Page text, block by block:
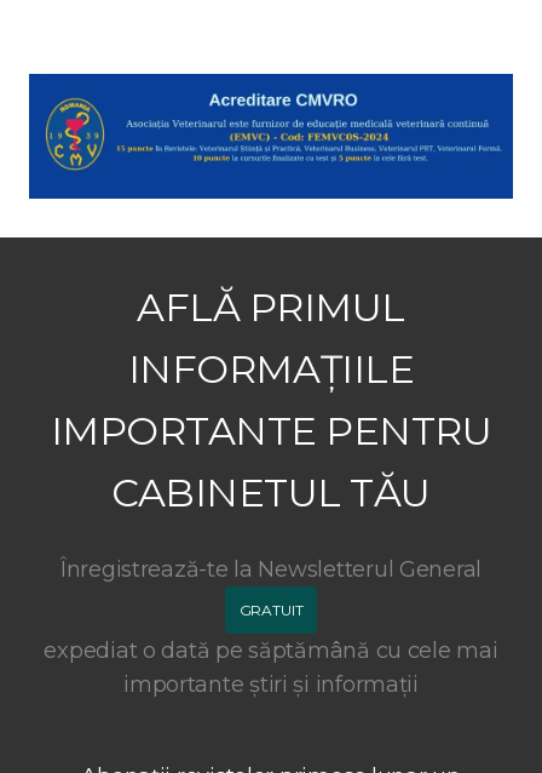
AFLĂ PRIMUL
INFORMAȚIILE
IMPORTANTE PENTRU
CABINETUL TĂU
Înregistrează-te la Newsletterul General
GRATUIT
expediat o dată pe săptămână cu cele mai
importante știri și informații